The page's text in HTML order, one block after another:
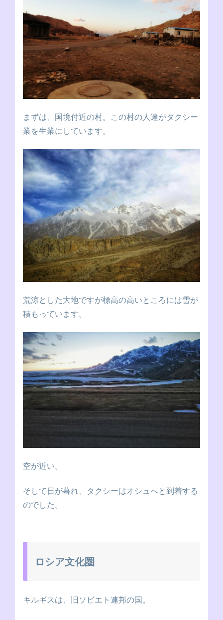
まずは、国境付近の村。この村の人達がタクシー
業を生業にしています。
荒涼とした大地ですが標高の高いところには雪が
積もっています。
空が近い。
そして日が暮れ、タクシーはオシュへと到着する
のでした。
ロシア文化圏
キルギスは、旧ソビエト連邦の国。